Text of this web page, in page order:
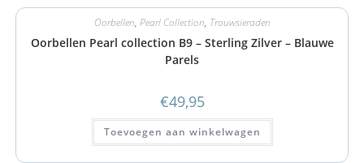
Oorbellen, Pearl Collection, Trouwsieraden
Oorbellen Pearl collection B9 – Sterling Zilver – Blauwe
Parels
€49,95
Toevoegen aan winkelwagen